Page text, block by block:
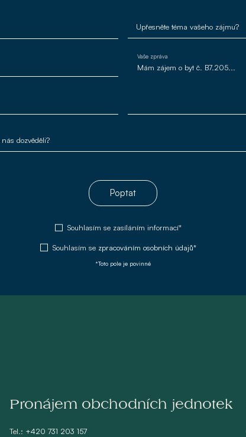
Vaše zpráva
Poptat
Souhlasím se zasíláním informací*
Souhlasím se zpracováním osobních údajů*
*Toto pole je povinné
Pronájem obchodních jednotek
Tel.: +420 731 203 157